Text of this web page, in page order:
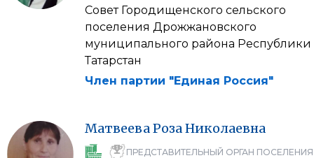
Совет Городищенского сельского
поселения Дрожжановского
муниципального района Республики
Татарстан
Член партии "Единая Россия"
МатвееваРозаНиколаевна
ПРЕДСТАВИТЕЛЬНЫЙ ОРГАН ПОСЕЛЕНИЯ